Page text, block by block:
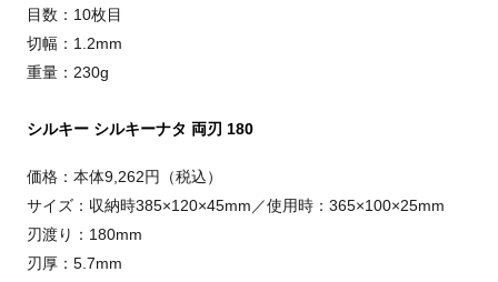
目数：10枚目
切幅：1.2mm
重量：230g
シルキー シルキーナタ 両刃 180
価格：本体9,262円（税込）
サイズ：収納時385×120×45mm／使用時：365×100×25mm
刃渡り：180mm
刃厚：5.7mm